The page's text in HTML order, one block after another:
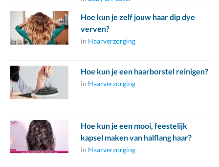
Hoe kun je zelf jouw haar dip dye
verven?
in Haarverzorging
Hoe kun je een haarborstel reinigen?
in Haarverzorging
Hoe kun je een mooi, feestelijk
kapsel maken van halflang haar?
in Haarverzorging